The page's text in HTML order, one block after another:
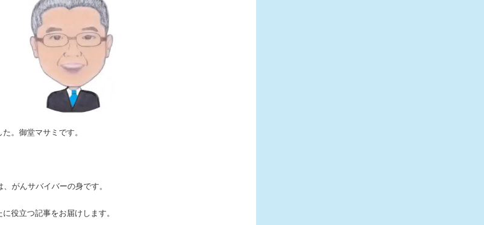
。御堂マサミです。
がんサバイバーの身です。
役立つ記事をお届けします。